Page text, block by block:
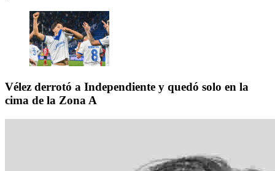
Vélez derrotó a Independiente y quedó solo en la
cima de la Zona A